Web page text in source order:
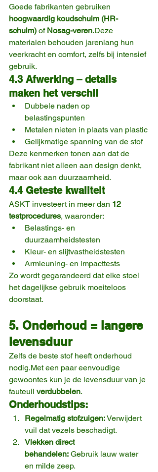
Goede fabrikanten gebruiken
hoogwaardig koudschuim (HR-
schuim) of Nosag-veren.Deze
materialen behouden jarenlang hun
veerkracht en comfort, zelfs bij intensief
gebruik.
4.3 Afwerking – details
maken het verschil
Dubbele naden op
belastingspunten
Metalen nieten in plaats van plastic
Gelijkmatige spanning van de stof
Deze kenmerken tonen aan dat de
fabrikant niet alleen aan design denkt,
maar ook aan duurzaamheid.
4.4 Geteste kwaliteit
ASKT investeert in meer dan 12
testprocedures, waaronder:
Belastings- en
duurzaamheidstesten
Kleur- en slijtvastheidstesten
Armleuning- en impacttests
Zo wordt gegarandeerd dat elke stoel
het dagelijkse gebruik moeiteloos
doorstaat.
5. Onderhoud = langere
levensduur
Zelfs de beste stof heeft onderhoud
nodig.Met een paar eenvoudige
gewoontes kun je de levensduur van je
fauteuil verdubbelen.
Onderhoudstips:
Regelmatig stofzuigen: Verwijdert
vuil dat vezels beschadigt.
Vlekken direct
behandelen: Gebruik lauw water
en milde zeep.